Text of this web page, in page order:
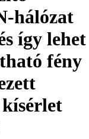
hálózat
így lehet
fény